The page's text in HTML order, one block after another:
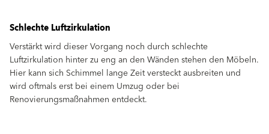
Schlechte Luftzirkulation
Verstärkt wird dieser Vorgang noch durch schlechte
Luftzirkulation hinter zu eng an den Wänden stehen den Möbeln.
Hier kann sich Schimmel lange Zeit versteckt ausbreiten und
wird oftmals erst bei einem Umzug oder bei
Renovierungsmaßnahmen entdeckt.